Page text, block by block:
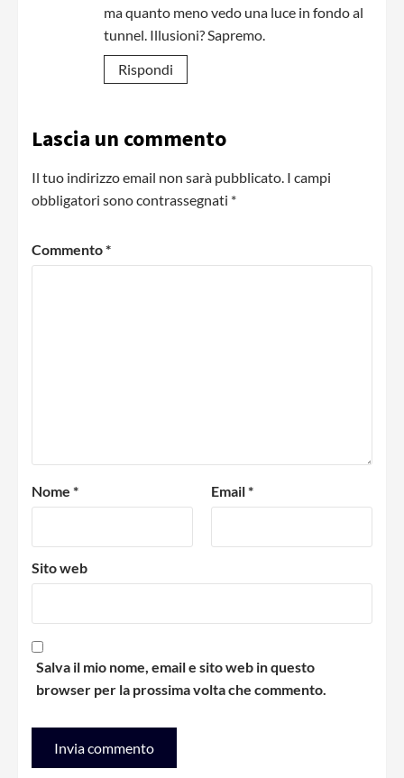
ma quanto meno vedo una luce in fondo al
tunnel. Illusioni? Sapremo.
Rispondi
Lascia un commento
Il tuo indirizzo email non sarà pubblicato. I campi
obbligatori sono contrassegnati *
Commento*
Nome * Email*
Sito web
Salva il mio nome, email e sito web in questo
browser per la prossima volta che commento.